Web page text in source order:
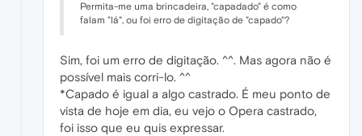
Permita-me uma brincadeira, "capadado" é como
falam "lá", ou foi erro de digitação de "capado"?
Sim, foi um erro de digitação. ^^. Mas agora não é
possível mais corri-lo. ^^
*Capado é igual a algo castrado. É meu ponto de
vista de hoje em dia, eu vejo o Opera castrado,
foi isso que eu quis expressar.